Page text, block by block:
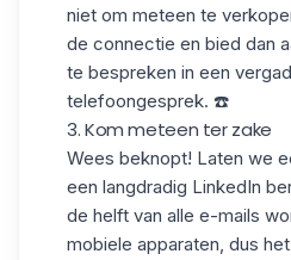
niet om meteen te
de connectie en bied dan
te bespreken in een
telefoongesprek. ☎️
3. Kom meteen ter zake
Wees beknopt! Laten we
een langdradig LinkedIn
de helft van alle e-mails
mobiele apparaten, dus